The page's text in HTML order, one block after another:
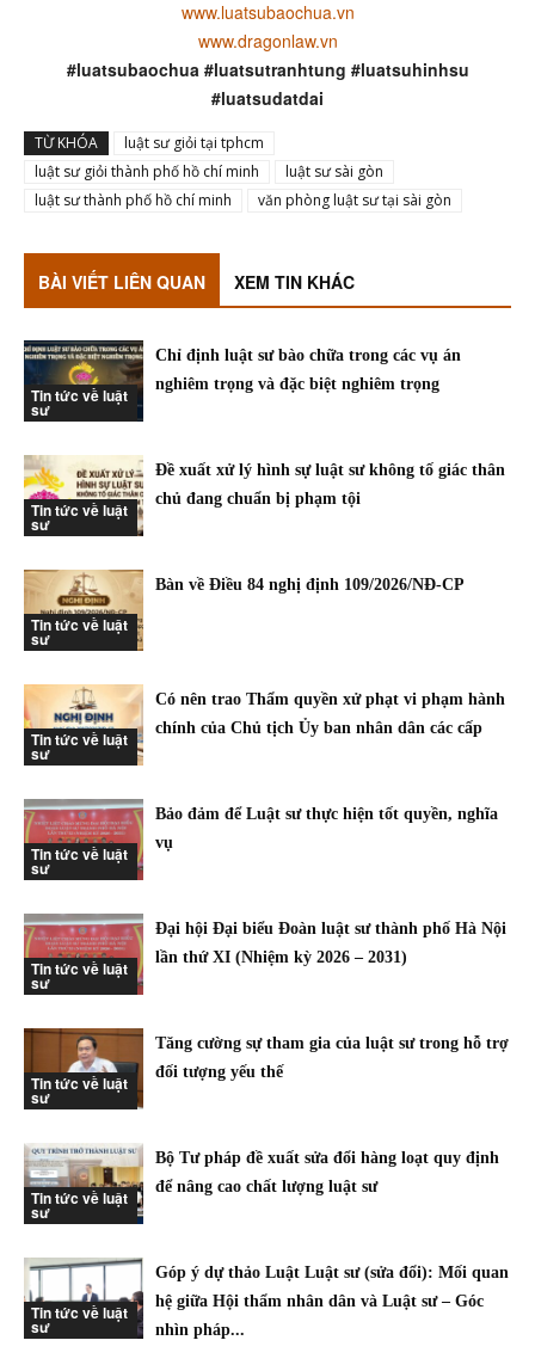
www.luatsubaochua.vn
www.dragonlaw.vn
#luatsubaochua #luatsutranhtung #luatsuhinhsu
#luatsudatdai
TỪ KHÓA
luật sư giỏi tại tphcm
luật sư giỏi thành phố hồ chí minh
luật sư sài gòn
luật sư thành phố hồ chí minh
văn phòng luật sư tại sài gòn
BÀI VIẾT LIÊN QUAN XEM TIN KHÁC
Tin tức về luật
sư
Chỉ định luật sư bào chữa trong các vụ án
nghiêm trọng và đặc biệt nghiêm trọng
Tin tức về luật
sư
Đề xuất xử lý hình sự luật sư không tố giác thân
chủ đang chuẩn bị phạm tội
Tin tức về luật
sư
Bàn về Điều 84 nghị định 109/2026/NĐ-CP
Tin tức về luật
sư
Có nên trao Thẩm quyền xử phạt vi phạm hành
chính của Chủ tịch Ủy ban nhân dân các cấp
Tin tức về luật
sư
Bảo đảm để Luật sư thực hiện tốt quyền, nghĩa
vụ
Tin tức về luật
sư
Đại hội Đại biểu Đoàn luật sư thành phố Hà Nội
lần thứ XI (Nhiệm kỳ 2026 – 2031)
Tin tức về luật
sư
Tăng cường sự tham gia của luật sư trong hỗ trợ
đối tượng yếu thế
Tin tức về luật
sư
Bộ Tư pháp đề xuất sửa đổi hàng loạt quy định
để nâng cao chất lượng luật sư
Tin tức về luật
sư
Góp ý dự thảo Luật Luật sư (sửa đổi): Mối quan
hệ giữa Hội thẩm nhân dân và Luật sư – Góc
nhìn pháp...